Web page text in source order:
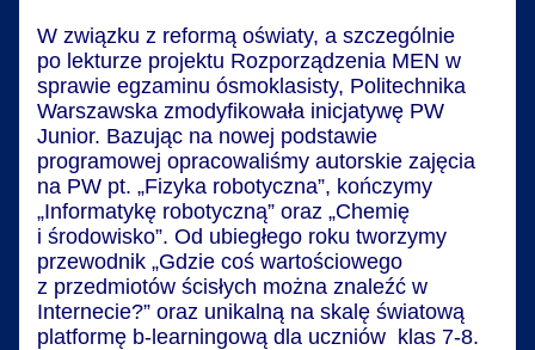
W związku z reformą oświaty, a szczególnie
po lekturze projektu Rozporządzenia MEN w
sprawie egzaminu ósmoklasisty, Politechnika
Warszawska zmodyfikowała inicjatywę PW
Junior. Bazując na nowej podstawie
programowej opracowaliśmy autorskie zajęcia
na PW pt. „Fizyka robotyczna”, kończymy
„Informatykę robotyczną” oraz „Chemię
i środowisko”. Od ubiegłego roku tworzymy
przewodnik „Gdzie coś wartościowego
z przedmiotów ścisłych można znaleźć w
Internecie?” oraz unikalną na skalę światową
platformę b-learningową dla uczniów klas 7-8.